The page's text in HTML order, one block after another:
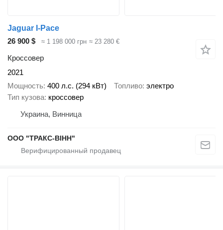
Jaguar I-Pace
26 900 $
≈ 1 198 000 грн ≈ 23 280 €
Кроссовер
2021
Мощность 400 л.с. (294 кВт) Топливо электро
Тип кузова кроссовер
Украина, Винница
ООО "ТРАКС-ВІНН"